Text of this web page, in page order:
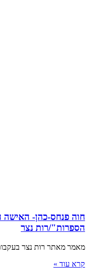
חוה פנחס-כהן-
הספרות"/רות נצר
מאמר מאתר רות נצר
קרא עוד »